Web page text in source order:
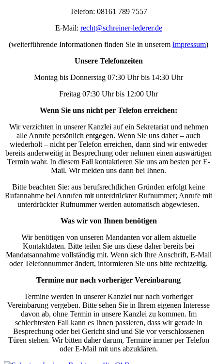
Telefon: 08161 789 7557
E-Mail: recht@schreiner-lederer.de
(weiterführende Informationen finden Sie in unserem Impressum)
Unsere Telefonzeiten
Montag bis Donnerstag 07:30 Uhr bis 14:30 Uhr
Freitag 07:30 Uhr bis 12:00 Uhr
Wenn Sie uns nicht per Telefon erreichen:
Wir verzichten in unserer Kanzlei auf ein Sekretariat und nehmen
alle Anrufe persönlich entgegen. Wenn Sie uns daher – auch
wiederholt – nicht per Telefon erreichen, dann sind wir entweder
bereits anderweitig in Besprechung oder nehmen einen auswärtigen
Termin wahr. In diesem Fall kontaktieren Sie uns am besten per E-
Mail. Wir melden uns dann bei Ihnen.
Bitte beachten Sie: aus berufsrechtlichen Gründen erfolgt keine
Rufannahme bei Anrufen mit unterdrückter Rufnummer; Anrufe mit
unterdrückter Rufnummer werden automatisch abgewiesen.
Was wir von Ihnen benötigen
Wir benötigen von unseren Mandanten vor allem aktuelle
Kontaktdaten. Bitte teilen Sie uns diese daher bereits bei
Mandatsannahme vollständig mit. Wenn sich Ihre Anschrift, E-Mail
oder Telefonnummer ändert, informieren Sie uns bitte rechtzeitig.
Termine nur nach vorheriger Vereinbarung
Termine werden in unserer Kanzlei nur nach vorheriger
Vereinbarung vergeben. Bitte sehen Sie in Ihrem eigenen Interesse
davon ab, ohne Termin in unsere Kanzlei zu kommen. Im
schlechtesten Fall kann es Ihnen passieren, dass wir gerade in
Besprechung oder bei Gericht sind und Sie vor verschlossenen
Türen stehen. Wir bitten daher darum, Termine immer per Telefon
oder E-Mail mit uns abzuklären.